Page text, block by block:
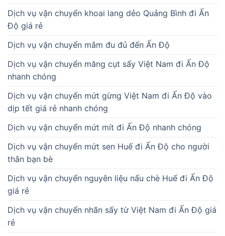
Dịch vụ vận chuyển khoai lang dẻo Quảng Bình đi Ấn
Độ giá rẻ
Dịch vụ vận chuyển mắm đu đủ đến Ấn Độ
Dịch vụ vận chuyển măng cụt sấy Việt Nam đi Ấn Độ
nhanh chóng
Dịch vụ vận chuyển mứt gừng Việt Nam đi Ấn Độ vào
dịp tết giá rẻ nhanh chóng
Dịch vụ vận chuyển mứt mít đi Ấn Độ nhanh chóng
Dịch vụ vận chuyển mứt sen Huế đi Ấn Độ cho người
thân bạn bè
Dịch vụ vận chuyển nguyên liệu nấu chè Huế đi Ấn Độ
giá rẻ
Dịch vụ vận chuyển nhãn sấy từ Việt Nam đi Ấn Độ giá
rẻ